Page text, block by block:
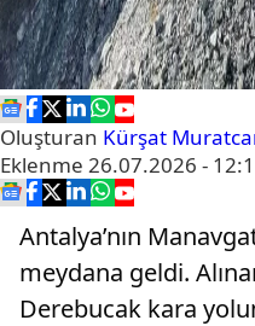
Oluşturan Kürşat
Eklenme 26.07.2026 -
Antalya’nın
meydana geldi.
Derebucak kara